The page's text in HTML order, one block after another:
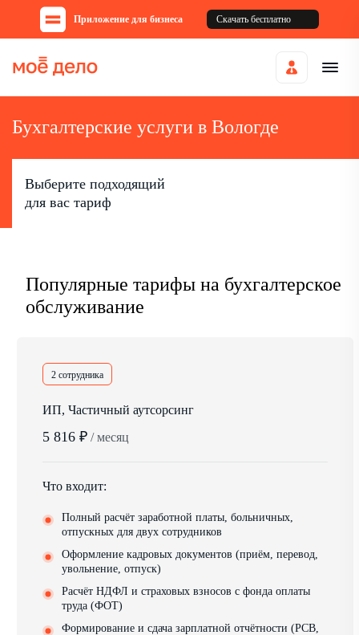
Приложение для бизнеса Скачать бесплатно
Бухгалтерские услуги в Вологде
Выберите подходящий
для вас тариф
Популярные тарифы на бухгалтерское
обслуживание
2 сотрудника
ИП, Частичный аутсорсинг
5 816 ₽ / месяц
Что входит:
Полный расчёт заработной платы, больничных,
отпускных для двух сотрудников
Оформление кадровых документов (приём, перевод,
увольнение, отпуск)
Расчёт НДФЛ и страховых взносов с фонда оплаты
труда (ФОТ)
Формирование и сдача зарплатной отчётности (РСВ,